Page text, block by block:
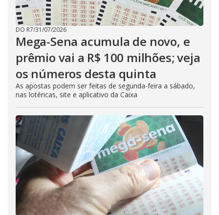
DO R7/31/07/2026
Mega-Sena acumula de novo, e
prêmio vai a R$ 100 milhões; veja
os números desta quinta
As apostas podem ser feitas de segunda-feira a sábado,
nas lotéricas, site e aplicativo da Caixa